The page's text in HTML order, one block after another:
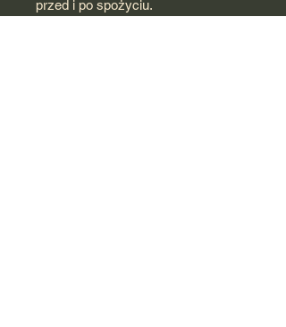
przed i po spożyciu.